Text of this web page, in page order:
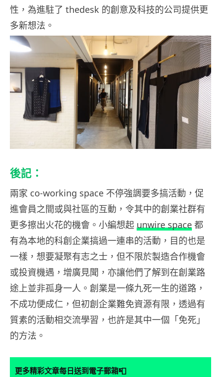
性，為進駐了 thedesk 的創意及科技的公司提供更
多新想法。
後記：
兩家 co-working space 不停強調要多搞活動，促
進會員之間或與社區的互動，令其中的創業社群有
更多擦出火花的機會。小編想起 unwire space 都
有為本地的科創企業搞過一連串的活動，目的也是
一樣，想要凝聚有志之士，但不限於製造合作機會
或投資機遇，增廣見聞，亦讓他們了解到在創業路
途上並非孤身一人。創業是一條九死一生的道路，
不成功便成仁，但初創企業難免資源有限，透過有
質素的活動相交流學習，也許是其中一個「免死」
的方法。
更多精彩文章每日送到電子郵箱📮